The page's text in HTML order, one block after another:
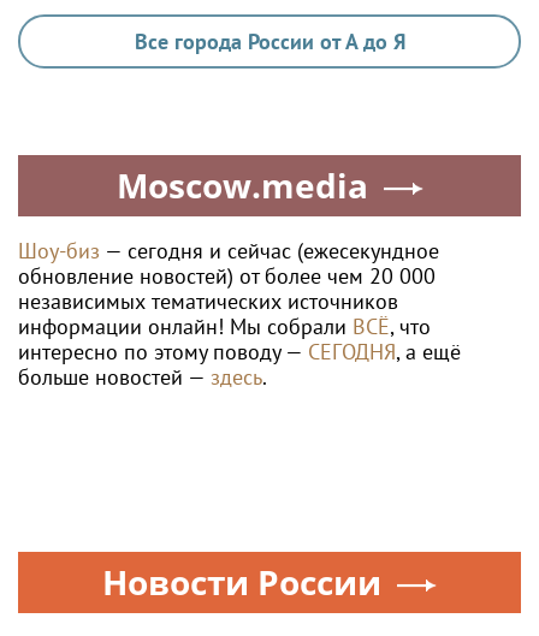
Все города России от А до Я
Moscow.media
Шоу-биз — сегодня и сейчас (ежесекундное
обновление новостей) от более чем 20 000
независимых тематических источников
информации онлайн! Мы собрали ВСЁ, что
интересно по этому поводу — СЕГОДНЯ, а ещё
больше новостей — здесь.
Новости России